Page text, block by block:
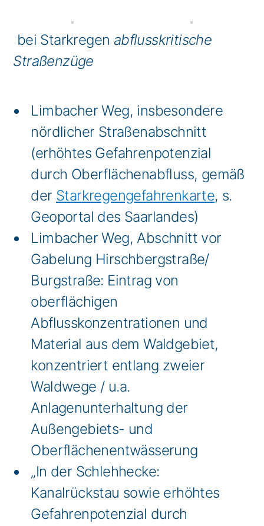
bei Starkregen abflusskritische
Straßenzüge
Limbacher Weg, insbesondere
nördlicher Straßenabschnitt
(erhöhtes Gefahrenpotenzial
durch Oberflächenabfluss, gemäß
der Starkregengefahrenkarte, s.
Geoportal des Saarlandes)
Limbacher Weg, Abschnitt vor
Gabelung Hirschbergstraße/
Burgstraße: Eintrag von
oberflächigen
Abflusskonzentrationen und
Material aus dem Waldgebiet,
konzentriert entlang zweier
Waldwege / u.a.
Anlagenunterhaltung der
Außengebiets- und
Oberflächenentwässerung
„In der Schlehhecke:
Kanalrückstau sowie erhöhtes
Gefahrenpotenzial durch